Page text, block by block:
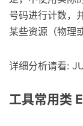
号码进行计数，
某些资源（物理
详细分析请看:
工具常用类